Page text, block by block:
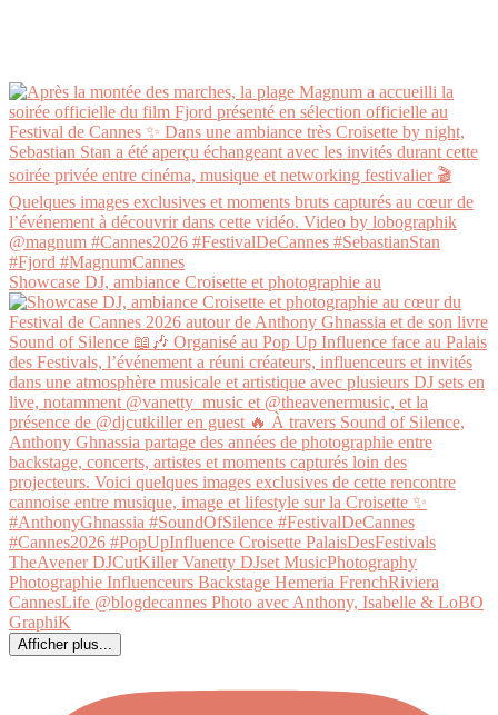
Showcase DJ, ambiance Croisette et photographie au
Afficher plus...